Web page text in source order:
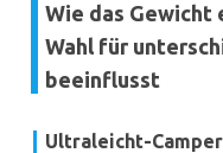
Wie das Gewicht
Wahl für
beeinflusst
Ultraleicht-Camper